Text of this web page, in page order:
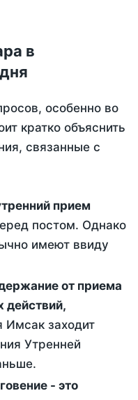
в
особенно во
кратко объяснить
связанные с
постом. Однако
имеют ввиду
действий,
Имсак заходит
Утренней